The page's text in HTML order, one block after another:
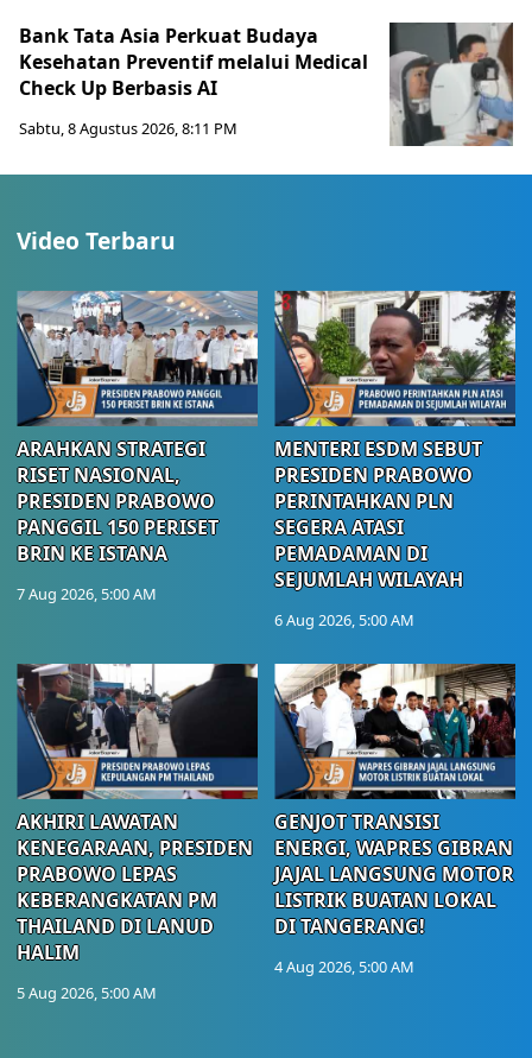
Bank Tata Asia Perkuat Budaya
Kesehatan Preventif melalui Medical
Check Up Berbasis AI
Sabtu, 8 Agustus 2026, 8:11 PM
Video Terbaru
ARAHKAN STRATEGI
RISET NASIONAL,
PRESIDEN PRABOWO
PANGGIL 150 PERISET
BRIN KE ISTANA
7 Aug 2026, 5:00 AM
MENTERI ESDM SEBUT
PRESIDEN PRABOWO
PERINTAHKAN PLN
SEGERA ATASI
PEMADAMAN DI
SEJUMLAH WILAYAH
6 Aug 2026, 5:00 AM
AKHIRI LAWATAN
KENEGARAAN, PRESIDEN
PRABOWO LEPAS
KEBERANGKATAN PM
THAILAND DI LANUD
HALIM
5 Aug 2026, 5:00 AM
GENJOT TRANSISI
ENERGI, WAPRES GIBRAN
JAJAL LANGSUNG MOTOR
LISTRIK BUATAN LOKAL
DI TANGERANG!
4 Aug 2026, 5:00 AM